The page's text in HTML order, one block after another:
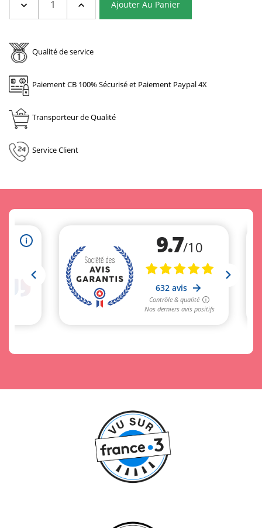
Ajouter Au Panier
Qualité de service
Paiement CB 100% Sécurisé et Paiement Paypal 4X
Transporteur de Qualité
Service Client